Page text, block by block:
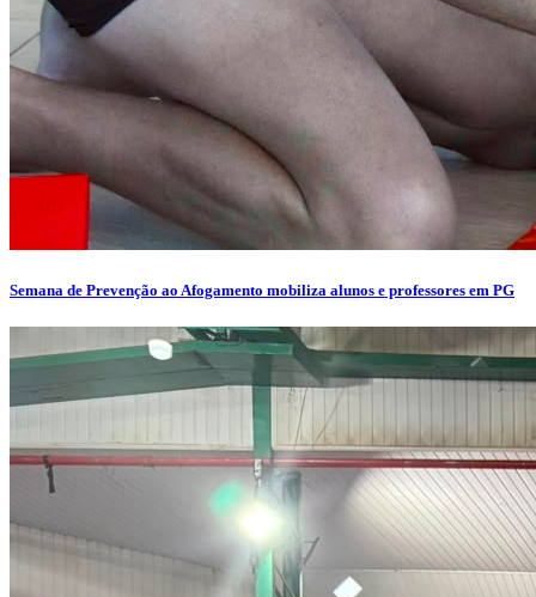
Semana de Prevenção ao Afogamento mobiliza alunos e professores em PG